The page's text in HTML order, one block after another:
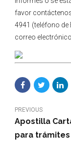
favor
4941 (teléfono de
correo
PREVIOUS
Apostilla
para